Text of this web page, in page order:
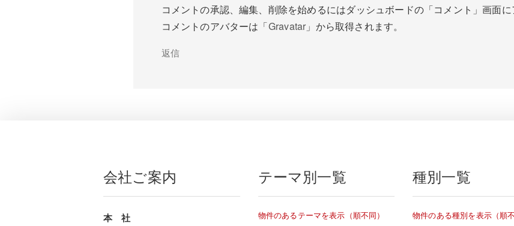
コメントの承認、編集、削除を始めるにはダッシュボードの「コメント」画面に
コメントのアバターは「Gravatar 」から取得されます。
返信
会社ご案内
本 社
テーマ別一覧
物件のあるテーマを表示（順不同）
種別一覧
物件のある種別を表示（順不